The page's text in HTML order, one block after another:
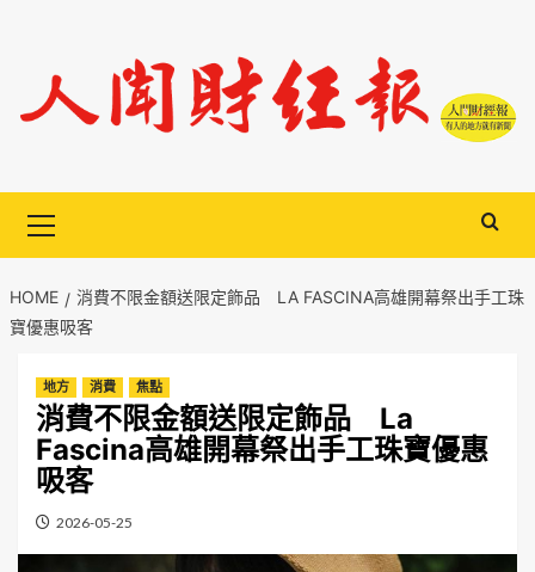
content
Menu
HOME
消費不限金額送限定飾品 LA FASCINA高雄開幕祭出手工珠
寶優惠吸客
地方 消費 焦點
消費不限金額送限定飾品 La
Fascina高雄開幕祭出手工珠寶優惠
吸客
2026-05-25